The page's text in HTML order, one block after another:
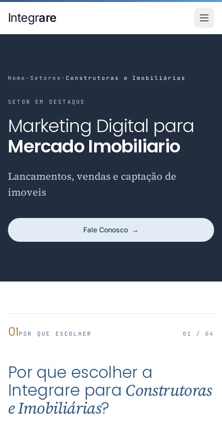
Integrare
Home · Setores · Construtoras e Imobiliárias
SETOR EM DESTAQUE
Marketing Digital para
Mercado Imobiliario
Lancamentos, vendas e captação de
imoveis
Fale Conosco →
01 POR QUE ESCOLHER 01 / 04
Por que escolher a
Integrare para Construtoras
e Imobiliárias?